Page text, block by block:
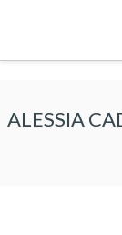
ALESSIA